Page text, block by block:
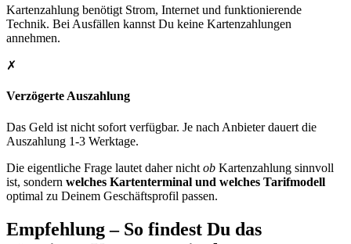
Kartenzahlung benötigt Strom, Internet und funktionierende
Technik. Bei Ausfällen kannst Du keine Kartenzahlungen
annehmen.
✗
Verzögerte Auszahlung
Das Geld ist nicht sofort verfügbar. Je nach Anbieter dauert die
Auszahlung 1-3 Werktage.
Die eigentliche Frage lautet daher nicht ob Kartenzahlung sinnvoll
ist, sondern welches Kartenterminal und welches Tarifmodell
optimal zu Deinem Geschäftsprofil passen.
Empfehlung – So findest Du das